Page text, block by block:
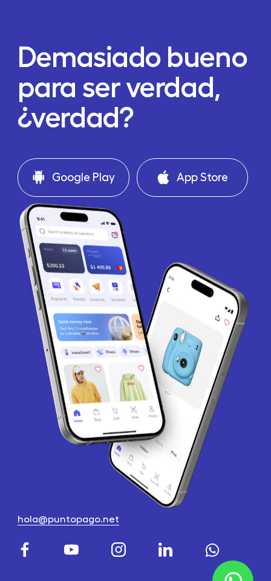
Demasiado bueno
para ser verdad,
¿verdad?
Google Play App Store
hola@puntopago.net